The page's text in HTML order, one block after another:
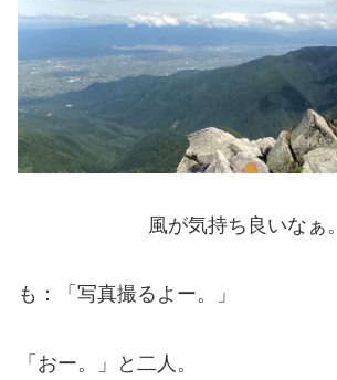
風が気持ち良いなぁ。
も：「写真撮るよー。」
「おー。」と二人。